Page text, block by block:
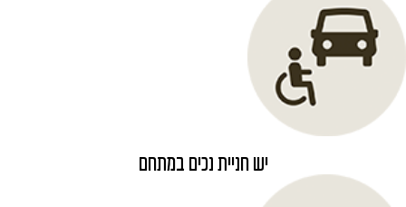
יש חניית נכים במתחם